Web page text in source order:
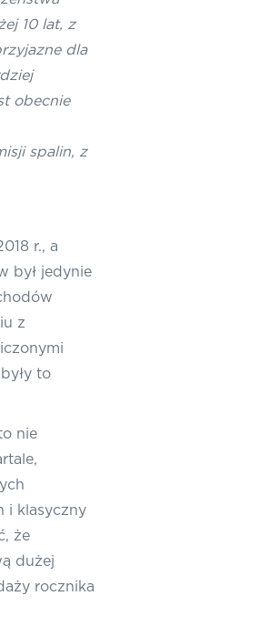
10 lat, z
dla
obecnie
spalin, z
r., a
był jedynie
z
to
nie
i klasyczny
że
dużej
rocznika